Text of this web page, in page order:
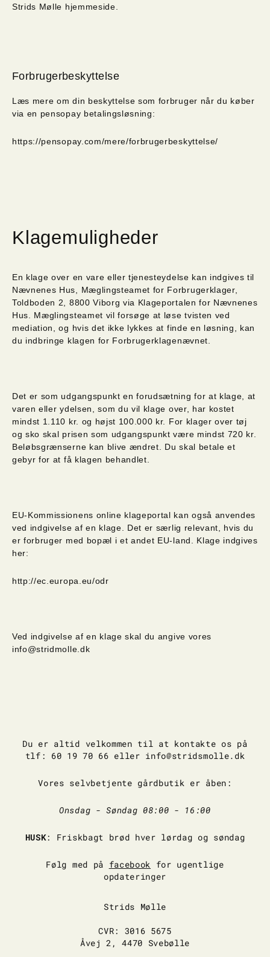
Strids Mølle hjemmeside.
Forbrugerbeskyttelse
Læs mere om din beskyttelse som forbruger når du køber
via en pensopay betalingsløsning:
https://pensopay.com/mere/forbrugerbeskyttelse/
Klagemuligheder
En klage over en vare eller tjenesteydelse kan indgives til
Nævnenes Hus, Mæglingsteamet for Forbrugerklager,
Toldboden 2, 8800 Viborg via Klageportalen for Nævnenes
Hus. Mæglingsteamet vil forsøge at løse tvisten ved
mediation, og hvis det ikke lykkes at finde en løsning, kan
du indbringe klagen for Forbrugerklagenævnet.
Det er som udgangspunkt en forudsætning for at klage, at
varen eller ydelsen, som du vil klage over, har kostet
mindst 1.110 kr. og højst 100.000 kr. For klager over tøj
og sko skal prisen som udgangspunkt være mindst 720 kr.
Beløbsgrænserne kan blive ændret. Du skal betale et
gebyr for at få klagen behandlet.
EU-Kommissionens online klageportal kan også anvendes
ved indgivelse af en klage. Det er særlig relevant, hvis du
er forbruger med bopæl i et andet EU-land. Klage indgives
her:
http://ec.europa.eu/odr
Ved indgivelse af en klage skal du angive vores
info@stridmolle.dk
Du er altid velkommen til at kontakte os på
tlf: 60 19 70 66 eller info@stridsmolle.dk
Vores selvbetjente gårdbutik er åben:
Onsdag - Søndag 08:00 - 16:00
HUSK: Friskbagt brød hver lørdag og søndag
Følg med på facebook for ugentlige
opdateringer
Strids Mølle
CVR: 3016 5675
Åvej 2, 4470 Svebølle